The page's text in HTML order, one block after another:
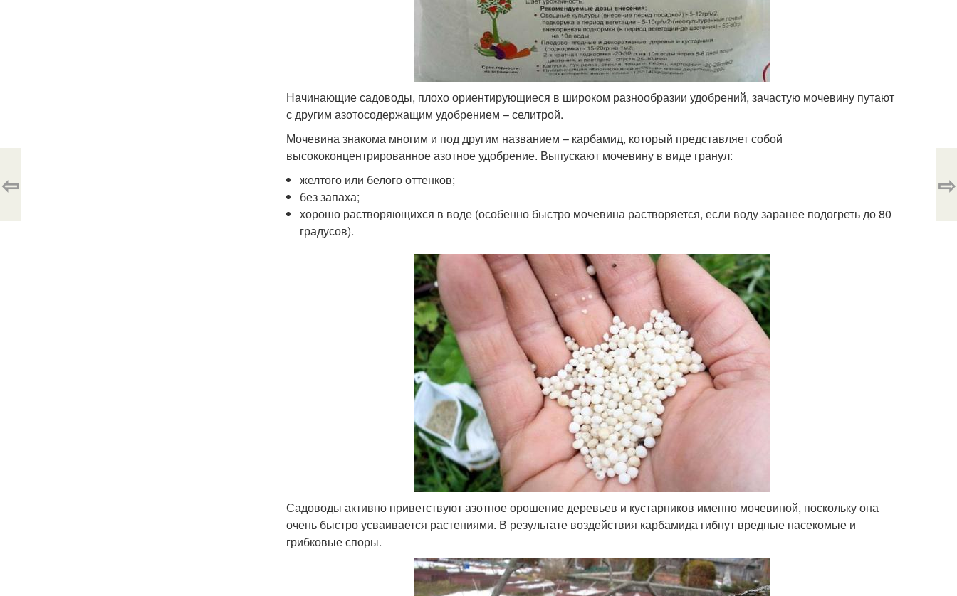
Начинающие садоводы, плохо ориентирующиеся в широком разнообразии удобрений, зачастую мочевину путают
с другим азотосодержащим удобрением – селитрой.
Мочевина знакома многим и под другим названием – карбамид, который представляет собой
высококонцентрированное азотное удобрение. Выпускают мочевину в виде гранул:
желтого или белого оттенков;
без запаха;
хорошо растворяющихся в воде (особенно быстро мочевина растворяется, если воду заранее подогреть до 80
градусов).
Садоводы активно приветствуют азотное орошение деревьев и кустарников именно мочевиной, поскольку она
очень быстро усваивается растениями. В результате воздействия карбамида гибнут вредные насекомые и
грибковые споры.
⇦ ⇨